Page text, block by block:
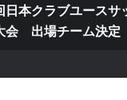
日本クラブユースサ
会 出場チーム決定